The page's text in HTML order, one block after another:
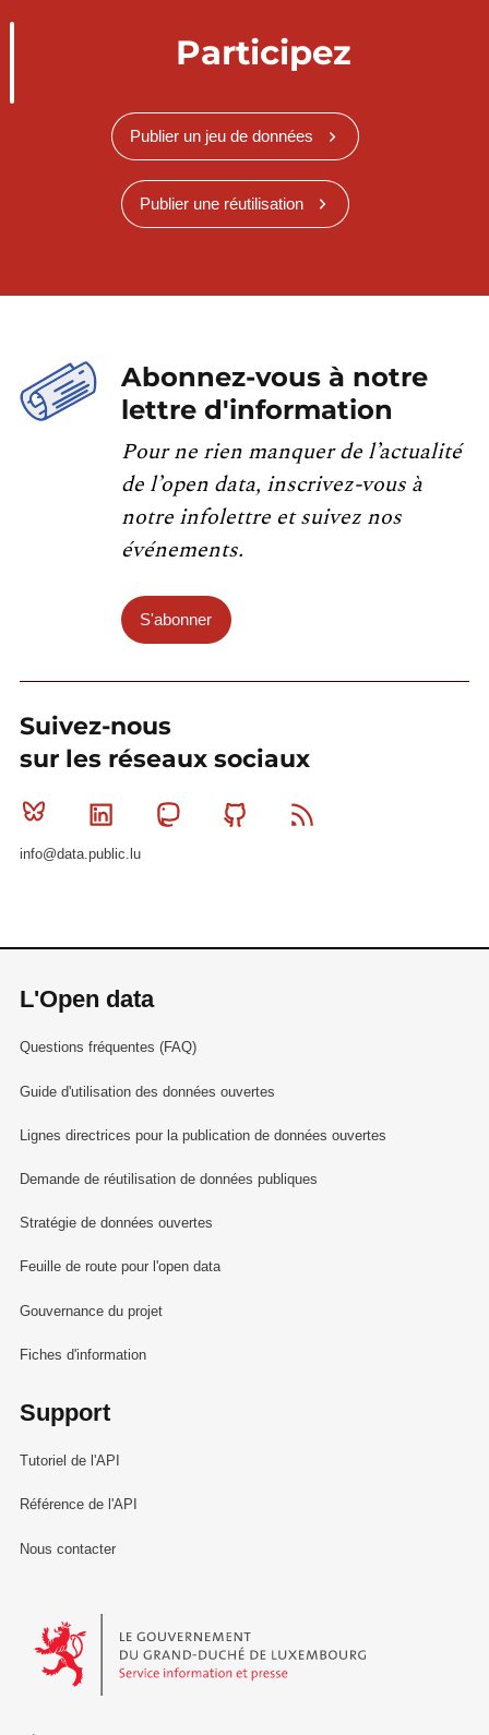
Participez
Publier un jeu de données
Publier une réutilisation
Abonnez-vous à notre
lettre d'information
Pour ne rien manquer de l’actualité
de l’open data, inscrivez-vous à
notre infolettre et suivez nos
événements.
S'abonner
Suivez-nous
sur les réseaux sociaux
Bluesky Linkedin MastodonGithub
info@data.public.lu
L'Open data
Questions fréquentes (FAQ)
Guide d'utilisation des données ouvertes
Lignes directrices pour la publication de données ouvertes
Demande de réutilisation de données publiques
Stratégie de données ouvertes
Feuille de route pour l'open data
Gouvernance du projet
Fiches d'information
Support
Tutoriel de l'API
Référence de l'API
Nous contacter
Le Gouvernement du Grand-Duché de Luxembourg - Service